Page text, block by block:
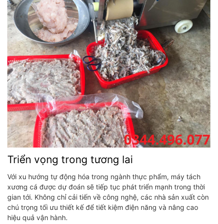
Triển vọng trong tương lai
Với xu hướng tự động hóa trong ngành thực phẩm, máy tách
xương cá được dự đoán sẽ tiếp tục phát triển mạnh trong thời
gian tới. Không chỉ cải tiến về công nghệ, các nhà sản xuất còn
chú trọng tối ưu thiết kế để tiết kiệm điện năng và nâng cao
hiệu quả vận hành.